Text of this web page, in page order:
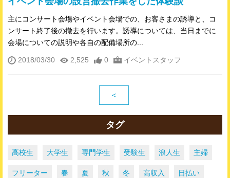
主にコンサート会場やイベント会場での、お客さまの誘導と、コ
ンサート終了後の撤去を行います。誘導については、当日までに
会場についての説明や各自の配備場所の...
2018/03/30 2,525 0 イベントスタッフ
＜
タグ
高校生 大学生 専門学生 受験生 浪人生 主婦
フリーター 春 夏 秋 冬 高収入 日払い